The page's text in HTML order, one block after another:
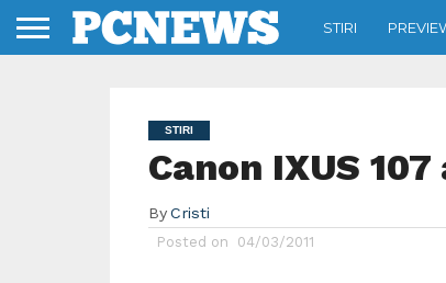
STIRI
STIRI
Canon IXUS
By Cristi
Posted on 04/03/2011